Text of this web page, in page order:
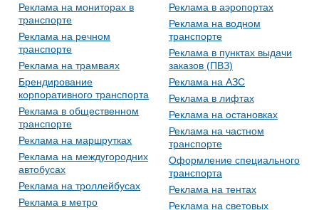
Реклама на мониторах в
транспорте
Реклама на речном
транспорте
Реклама на трамваях
Брендирование
корпоративного транспорта
Реклама в общественном
транспорте
Реклама на маршрутках
Реклама на междугородних
автобусах
Реклама на троллейбусах
Реклама в метро
Реклама в аэропортах
Реклама на водном
транспорте
Реклама в пунктах выдачи
заказов (ПВЗ)
Реклама на АЗС
Реклама в лифтах
Реклама на остановках
Реклама на частном
транспорте
Оформление специального
транспорта
Реклама на тентах
Реклама на световых